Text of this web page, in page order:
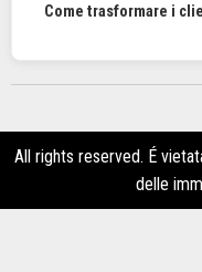
Come trasformare i
All rights reserved. É
delle